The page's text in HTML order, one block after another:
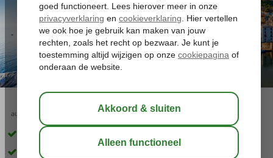
aug 28°
Geweldige fly & drive met vele hoogtepunten
O.a. Cala Gonone, Arbatax, Cagliari en Capo Caccia